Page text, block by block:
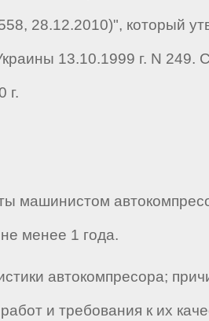
28.12.2010)", который
13.10.1999 г. N 249.
г.
машинистом
менее 1 года.
автокомпресора;
и требования к их